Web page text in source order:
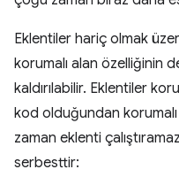
Eklentiler hariç olmak
korumalı alan özelliğinin
kaldırılabilir. Eklentiler
kod olduğundan
zaman eklenti
serbesttir: